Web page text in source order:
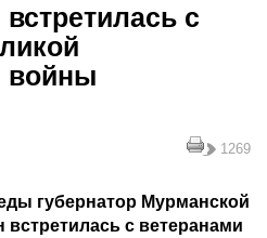
с
войны
1269
губернатор Мурманской
с ветеранами